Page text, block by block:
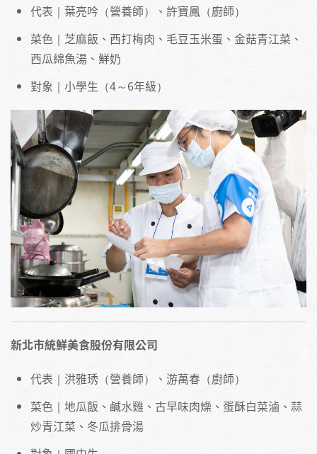
代表｜葉亮吟（營養師）、許寶鳳（廚師）
菜色｜芝麻飯、西打梅肉、毛豆玉米蛋、金菇青江菜、
西瓜綿魚湯、鮮奶
對象｜小學生（4～6年級）
新北市統鮮美食股份有限公司
代表｜洪雅琇（營養師）、游萬春（廚師）
菜色｜地瓜飯、鹹水雞、古早味肉燥、蛋酥白菜滷、蒜
炒青江菜、冬瓜排骨湯